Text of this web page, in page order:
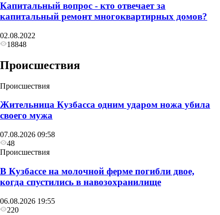
Капитальный вопрос - кто отвечает за
капитальный ремонт многоквартирных домов?
02.08.2022
18848
Происшествия
Происшествия
Жительница Кузбасса одним ударом ножа убила
своего мужа
07.08.2026 09:58
48
Происшествия
В Кузбассе на молочной ферме погибли двое,
когда спустились в навозохранилище
06.08.2026 19:55
220